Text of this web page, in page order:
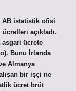
AB istatistik ofisi
açıkladı.
asgari ücrete
Bunu İrlanda
Almanya
bir işçi ne
ücret brüt